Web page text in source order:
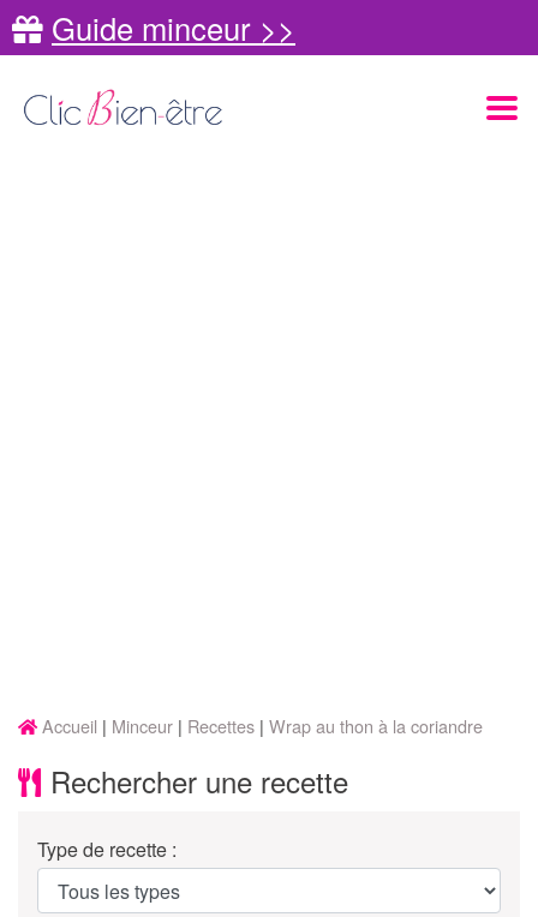
Guide minceur >>
Accueil Minceur Recettes Wrap au thon à la coriandre
Rechercher une recette
Type de recette :